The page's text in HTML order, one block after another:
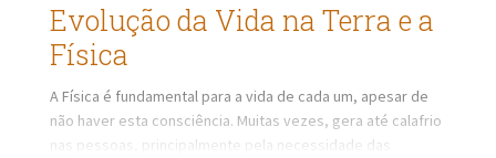
Evolução da Vida na Terra e a
Física
A Física é fundamental para a vida de cada um, apesar de
não haver esta consciência. Muitas vezes, gera até calafrio
nas pessoas, principalmente pela necessidade das